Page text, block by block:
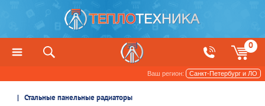
0
Ваш регион: Санкт-Петербург и ЛО
Радиаторы отопления и обогреватели
Стальные панельные радиаторы